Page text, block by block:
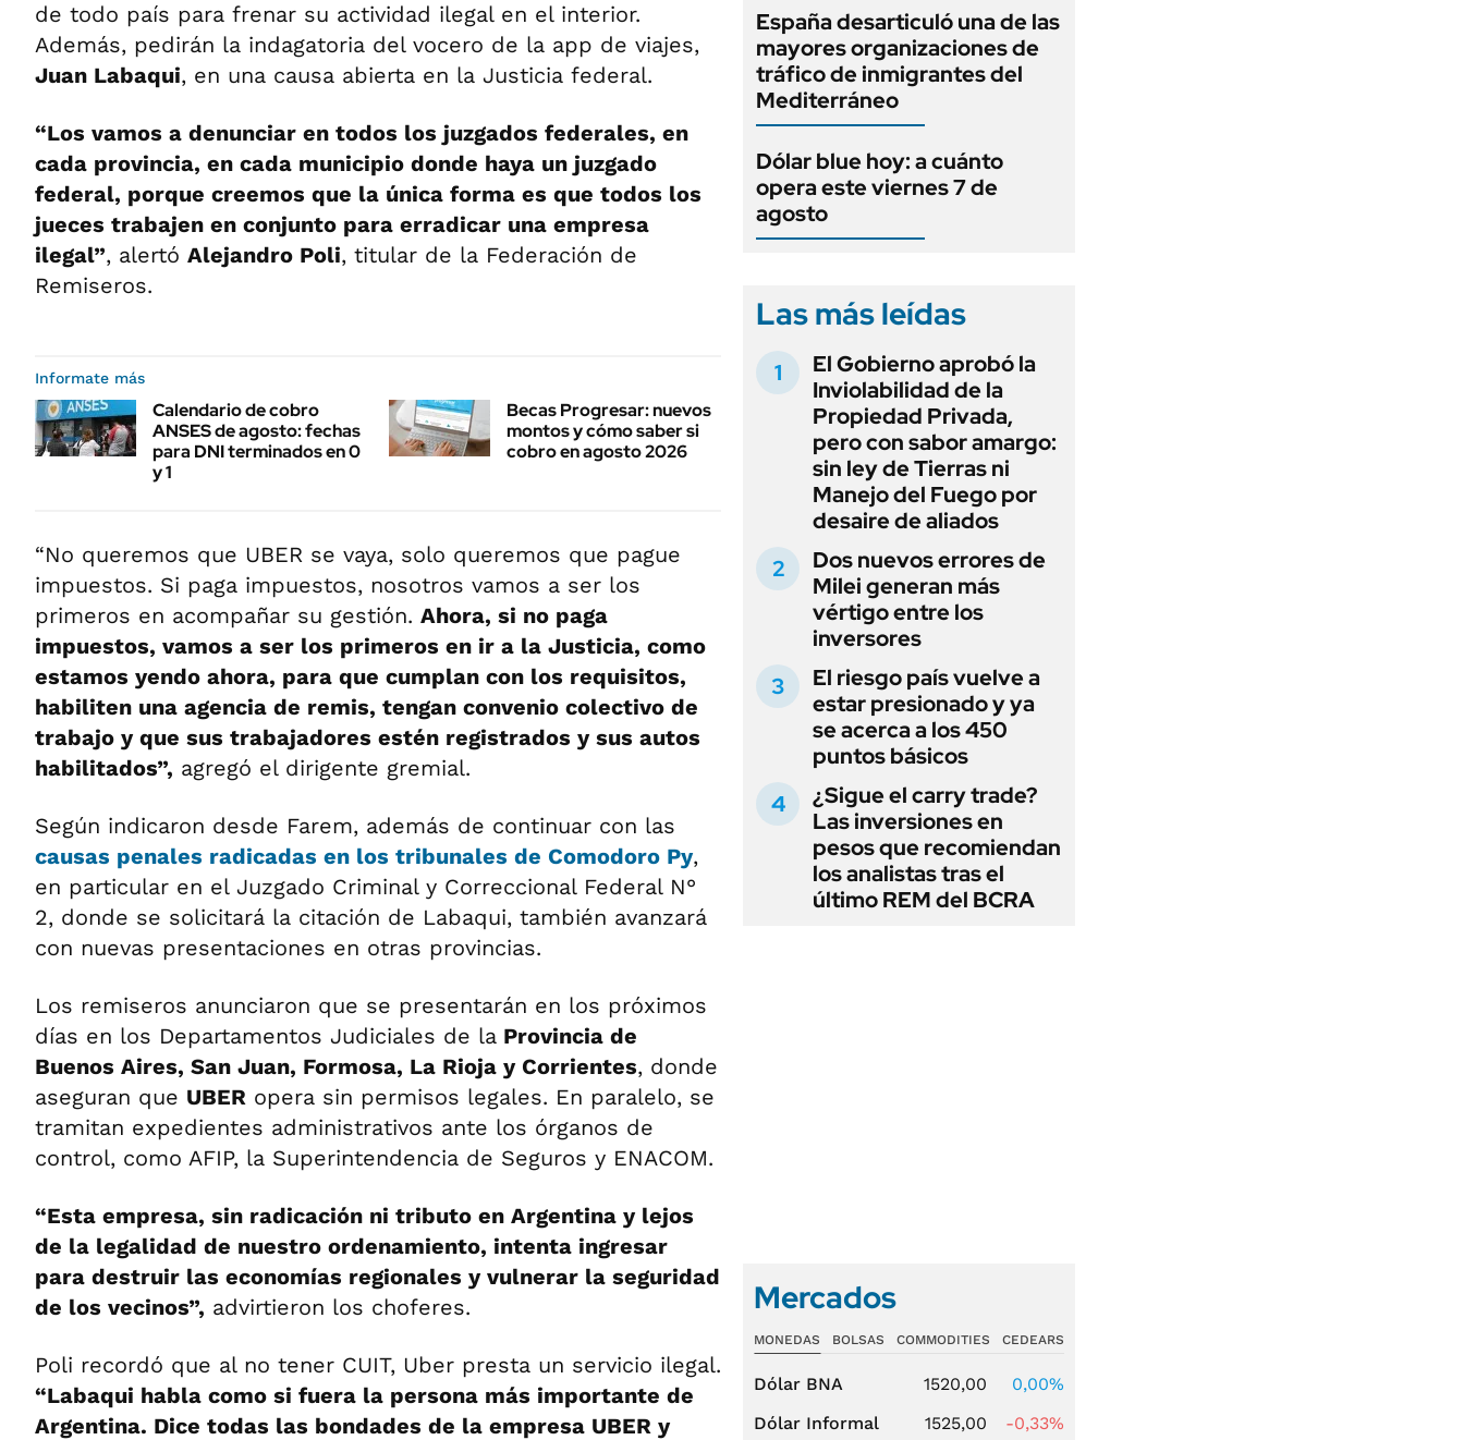
de todo país para frenar su actividad ilegal en el interior.
Además, pedirán la indagatoria del vocero de la app de viajes,
Juan Labaqui, en una causa abierta en la Justicia federal.
“Los vamos a denunciar en todos los juzgados federales, en
cada provincia, en cada municipio donde haya un juzgado
federal, porque creemos que la única forma es que todos los
jueces trabajen en conjunto para erradicar una empresa
ilegal”, alertó Alejandro Poli, titular de la Federación de
Remiseros.
Informate más
Calendario de cobro
ANSES de agosto: fechas
para DNI terminados en 0
y 1
Becas Progresar: nuevos
montos y cómo saber si
cobro en agosto 2026
“No queremos que UBER se vaya, solo queremos que pague
impuestos. Si paga impuestos, nosotros vamos a ser los
primeros en acompañar su gestión. Ahora, si no paga
impuestos, vamos a ser los primeros en ir a la Justicia, como
estamos yendo ahora, para que cumplan con los requisitos,
habiliten una agencia de remis, tengan convenio colectivo de
trabajo y que sus trabajadores estén registrados y sus autos
habilitados”, agregó el dirigente gremial.
Según indicaron desde Farem, además de continuar con las
causas penales radicadas en los tribunales de Comodoro Py,
en particular en el Juzgado Criminal y Correccional Federal N°
2, donde se solicitará la citación de Labaqui, también avanzará
con nuevas presentaciones en otras provincias.
Los remiseros anunciaron que se presentarán en los próximos
días en los Departamentos Judiciales de la Provincia de
Buenos Aires, San Juan, Formosa, La Rioja y Corrientes, donde
aseguran que UBER opera sin permisos legales. En paralelo, se
tramitan expedientes administrativos ante los órganos de
control, como AFIP, la Superintendencia de Seguros y ENACOM.
“Esta empresa, sin radicación ni tributo en Argentina y lejos
de la legalidad de nuestro ordenamiento, intenta ingresar
para destruir las economías regionales y vulnerar la seguridad
de los vecinos”, advirtieron los choferes.
Poli recordó que al no tener CUIT, Uber presta un servicio ilegal.
“Labaqui habla como si fuera la persona más importante de
Argentina. Dice todas las bondades de la empresa UBER y
España desarticuló una de las
mayores organizaciones de
tráfico de inmigrantes del
Mediterráneo
Dólar blue hoy: a cuánto
opera este viernes 7 de
agosto
Las más leídas
El Gobierno aprobó la
Inviolabilidad de la
Propiedad Privada,
pero con sabor amargo:
sin ley de Tierras ni
Manejo del Fuego por
desaire de aliados
Dos nuevos errores de
Milei generan más
vértigo entre los
inversores
El riesgo país vuelve a
estar presionado y ya
se acerca a los 450
puntos básicos
¿Sigue el carry trade?
Las inversiones en
pesos que recomiendan
los analistas tras el
último REM del BCRA
Mercados
MONEDAS BOLSAS COMMODITIES CEDEARS
Dólar BNA 1520,00
0,00%
Dólar Informal
1525,00
-0,33%